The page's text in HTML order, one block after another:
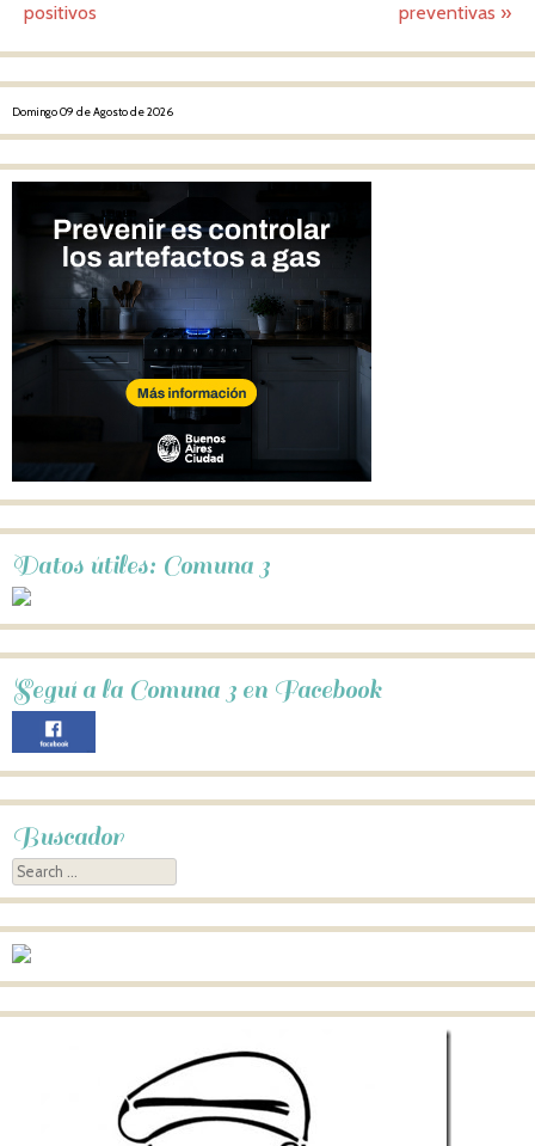
positivos
preventivas »
Domingo 09 de Agosto de 2026
Datos útiles: Comuna 3
Seguí a la Comuna 3 en Facebook
Buscador
Search